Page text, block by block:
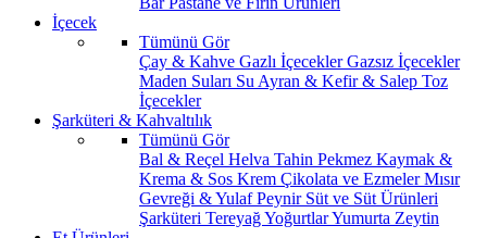
İçecek
Tümünü Gör
Çay & Kahve Gazlı İçeceklerGazsız İçecekler
Maden Suları Su Ayran & Kefir & Salep Toz
İçecekler
Şarküteri & Kahvaltılık
Tümünü Gör
Bal & Reçel Helva Tahin Pekmez Kaymak &
Krema & Sos Krem Çikolata ve EzmelerMısır
Gevreği & YulafPeynir Süt ve Süt Ürünleri
Şarküteri TereyağYoğurtlarYumurta Zeytin